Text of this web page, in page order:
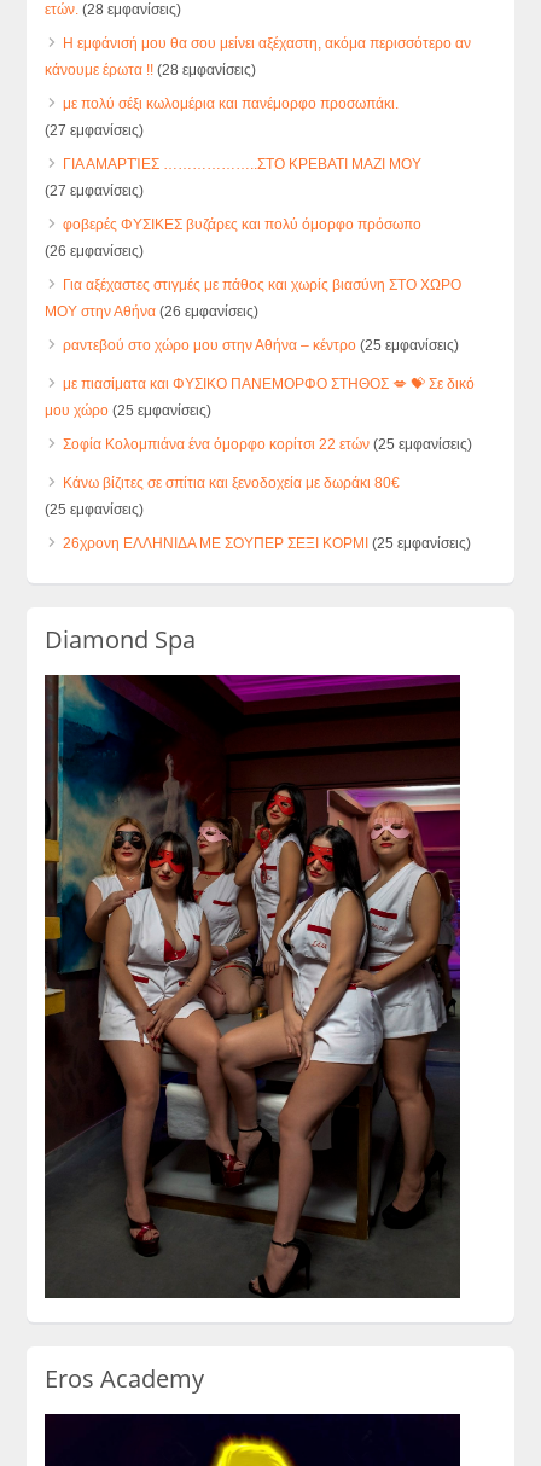
ετών. (28 εμφανίσεις)
Η εμφάνισή μου θα σου μείνει αξέχαστη, ακόμα περισσότερο αν
κάνουμε έρωτα !! (28 εμφανίσεις)
με πολύ σέξι κωλομέρια και πανέμορφο προσωπάκι.
(27 εμφανίσεις)
ΓΙΑ ΑΜΑΡΤΊΕΣ ………………..ΣΤΟ ΚΡΕΒΑΤΙ ΜΑΖΙ ΜΟΥ
(27 εμφανίσεις)
φοβερές ΦΥΣΙΚΕΣ βυζάρες και πολύ όμορφο πρόσωπο
(26 εμφανίσεις)
Για αξέχαστες στιγμές με πάθος και χωρίς βιασύνη ΣΤΟ ΧΩΡΟ
ΜΟΥ στην Αθήνα (26 εμφανίσεις)
ραντεβού στο χώρο μου στην Αθήνα – κέντρο (25 εμφανίσεις)
με πιασίματα και ΦΥΣΙΚΟ ΠΑΝΕΜΟΡΦΟ ΣΤΗΘΟΣ 💋 💝 Σε δικό
μου χώρο (25 εμφανίσεις)
Σοφία Κολομπιάνα ένα όμορφο κορίτσι 22 ετών (25 εμφανίσεις)
Κάνω βίζιτες σε σπίτια και ξενοδοχεία με δωράκι 80€
(25 εμφανίσεις)
26χρονη ΕΛΛΗΝΙΔΑ ΜΕ ΣΟΥΠΕΡ ΣΕΞΙ ΚΟΡΜΙ (25 εμφανίσεις)
Diamond Spa
Eros Academy